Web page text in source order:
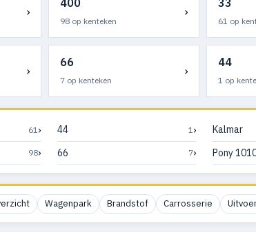
›
400
98 op kenteken
›
33
61 op
›
66
7 op kenteken
›
44
1 op
61 ›
98›
44 1 ›
66 7›
Kalmar
Pony
Wagenpark Brandstof Carrosserie